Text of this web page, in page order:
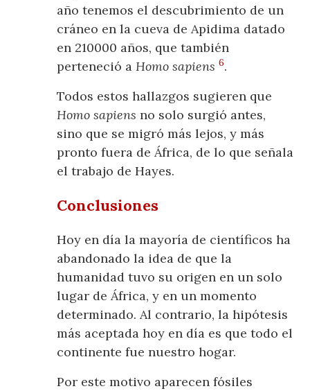
año tenemos el descubrimiento de un
cráneo en la cueva de Apidima datado
en 210000 años, que también
perteneció aHomo sapiens 6.
Todos estos hallazgos sugieren que
Homo sapiens no solo surgió antes,
sino que se migró más lejos, y más
pronto fuera de África, de lo que señala
el trabajo de Hayes.
Conclusiones
Hoy en día la mayoría de científicos ha
abandonado la idea de que la
humanidad tuvo su origen en un solo
lugar de África, y en un momento
determinado. Al contrario, la hipótesis
más aceptada hoy en día es que todo el
continente fue nuestro hogar.
Por este motivo aparecen fósiles